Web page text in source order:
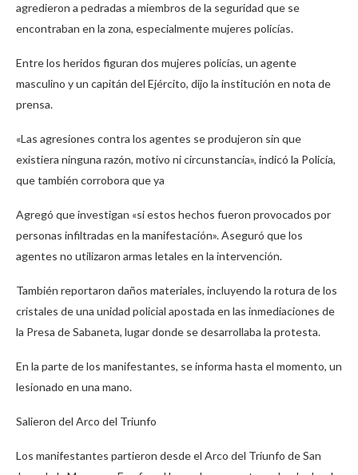
agredieron a pedradas a miembros de la seguridad que se
encontraban en la zona, especialmente mujeres policías.
Entre los heridos figuran dos mujeres policías, un agente
masculino y un capitán del Ejército, dijo la institución en nota de
prensa.
«Las agresiones contra los agentes se produjeron sin que
existiera ninguna razón, motivo ni circunstancia», indicó la Policía,
que también corrobora que ya
Agregó que investigan «si estos hechos fueron provocados por
personas infiltradas en la manifestación». Aseguró que los
agentes no utilizaron armas letales en la intervención.
También reportaron daños materiales, incluyendo la rotura de los
cristales de una unidad policial apostada en las inmediaciones de
la Presa de Sabaneta, lugar donde se desarrollaba la protesta.
En la parte de los manifestantes, se informa hasta el momento, un
lesionado en una mano.
Salieron del Arco del Triunfo
Los manifestantes partieron desde el Arco del Triunfo de San